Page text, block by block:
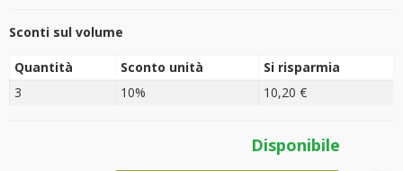
Sconti sul volume
Quantità Sconto unità
Si risparmia
3
10% 10,20 €
Disponibile